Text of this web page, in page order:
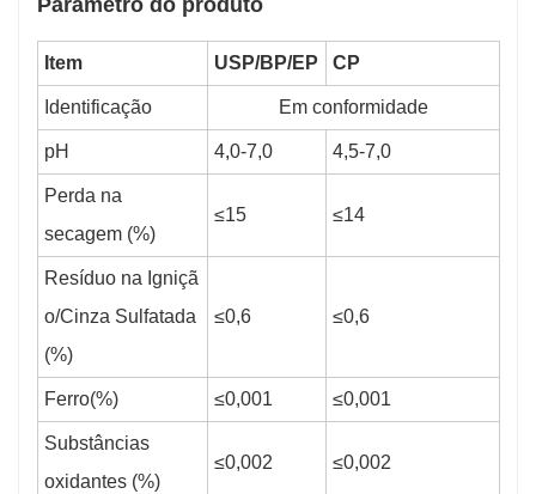
Item USP/B P/E P CP
Identificação Em conformidade
pH 4,0-7,0 4,5-7,0
Perda na
secagem (%)
≤15 ≤14
Resíduo na Igniçã
o/Cinza Sulfatada
(%)
≤0,6 ≤0,6
Ferro(%) ≤0,001 ≤0,001
Substâncias
oxidantes (%)
≤0,002 ≤0,002